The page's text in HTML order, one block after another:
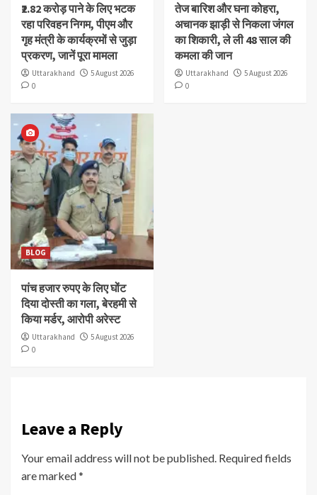
₹2.82 करोड़ पाने के लिए भटक
रहा परिवहन निगम, पीएम और
गृह मंत्री के कार्यक्रमों से जुड़ा
प्रकरण, जानें पूरा मामला
Uttarakhand
5 August 2026
0
तेज बारिश और घना कोहरा,
अचानक झाड़ी से निकला जंगल
का शिकारी, ले ली 48 साल की
कमला की जान
Uttarakhand
5 August 2026
0
BLOG
पांच हजार रुपए के लिए घोंट
दिया दोस्ती का गला, बेरहमी से
किया मर्डर, आरोपी अरेस्ट
Uttarakhand
5 August 2026
0
Leave a Reply
Your email address will not be published. Required fields
are marked*